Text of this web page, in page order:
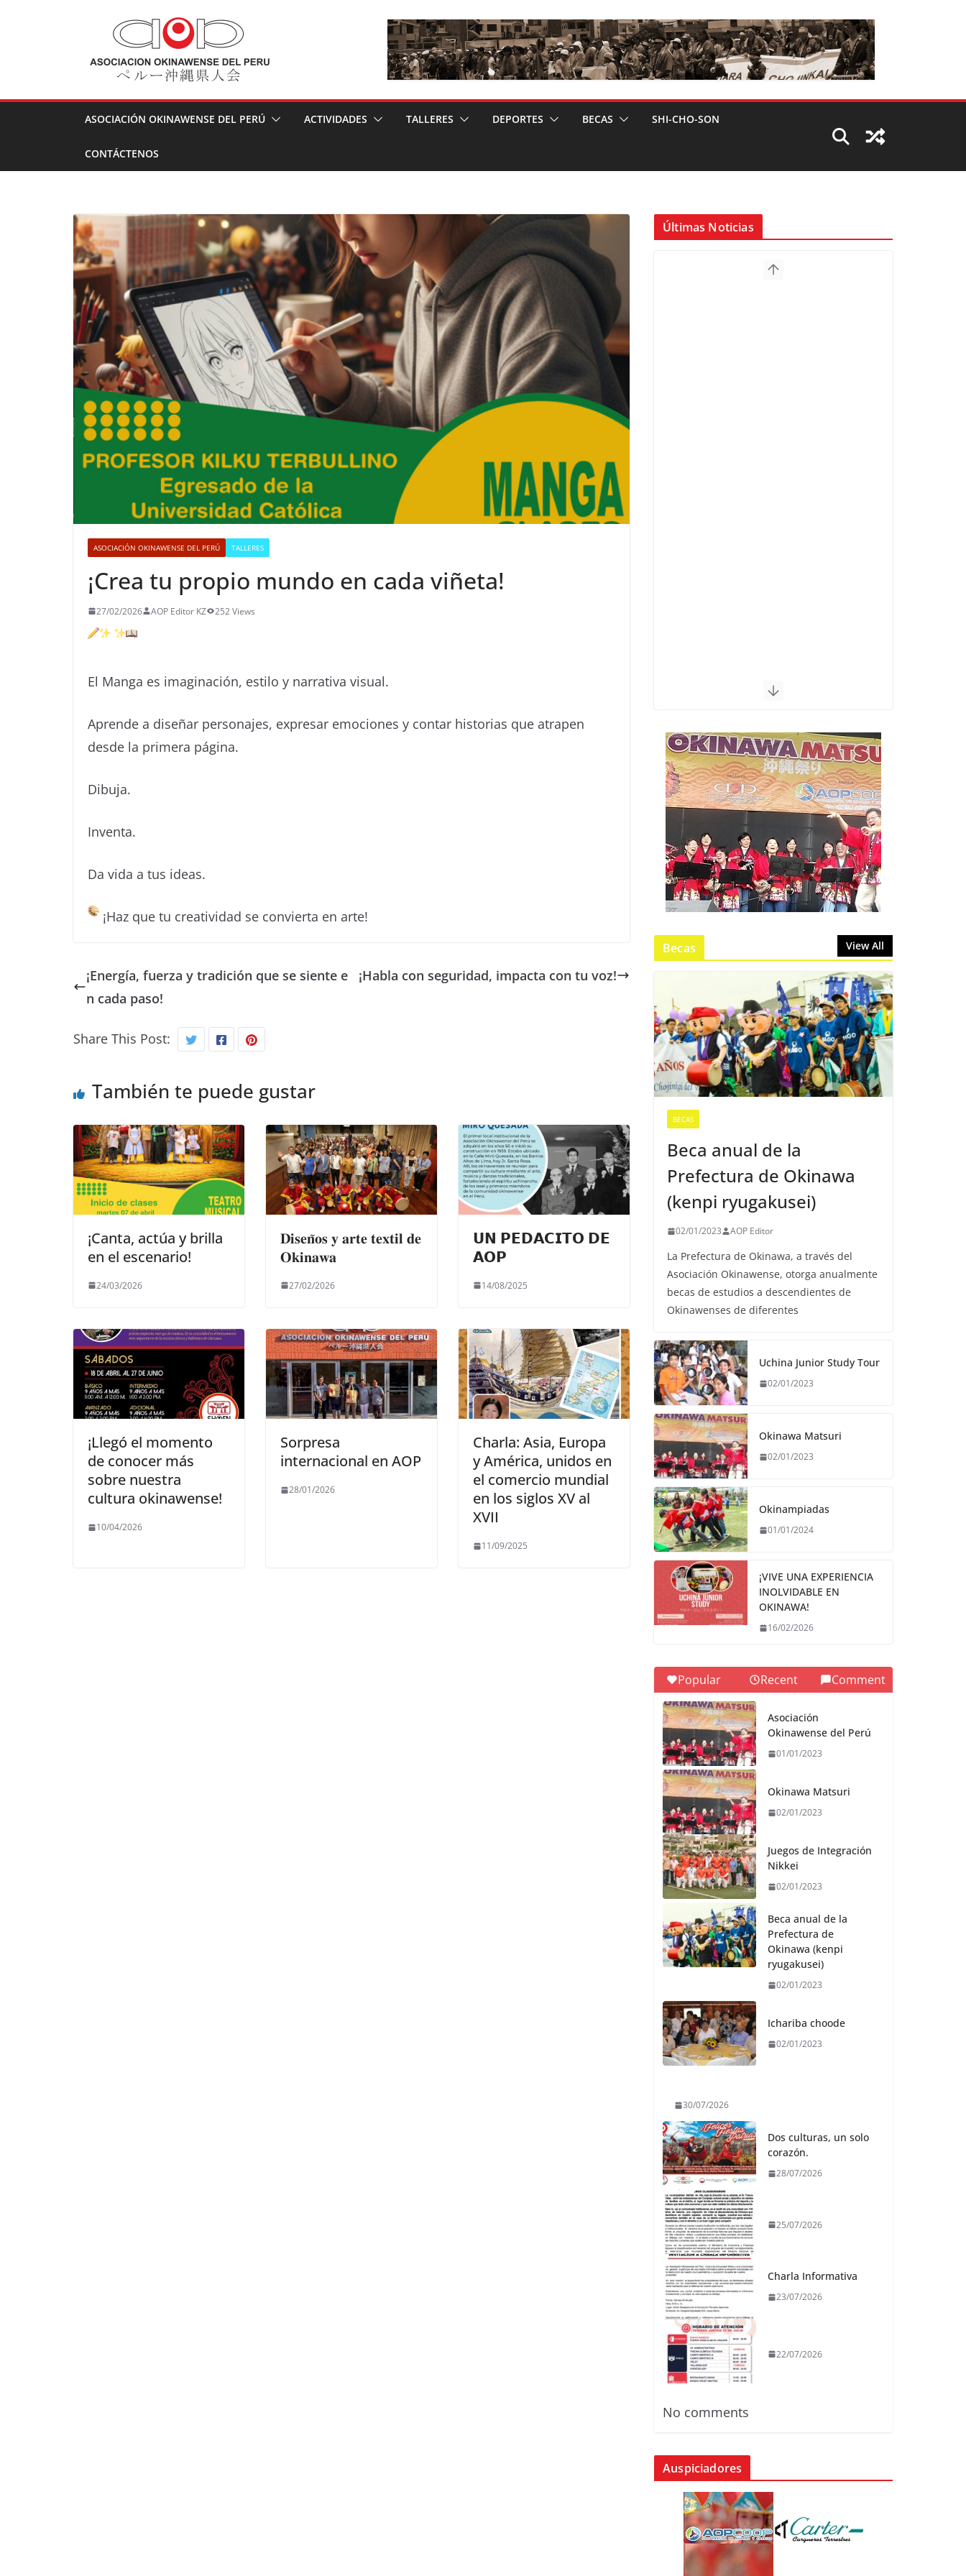
ASOCIACIÓN OKINAWENSE DEL PERÚ ACTIVIDADES TALLERES DEPORTES BECAS SHI-CHO-SON
CONTÁCTENOS
ASOCIACIÓN OKINAWENSE DEL PERÚ TALLERES
¡Crea tu propio mundo en cada viñeta!
27/02/2026 AOP Editor KZ 252 Views
El Manga es imaginación, estilo y narrativa visual.
Aprende a diseñar personajes, expresar emociones y contar historias que atrapen
desde la primera página.
Dibuja.
Inventa.
Da vida a tus ideas.
¡Haz que tu creatividad se convierta en arte!
¡Energía, fuerza y tradición que se siente e
n cada paso!
¡Habla con seguridad, impacta con tu voz!
Share This Post:
También te puede gustar
¡Canta, actúa y brilla
en el escenario!
24/03/2026
𝐃𝐢𝐬𝐞𝐧̃𝐨𝐬 𝐲 𝐚𝐫𝐭𝐞 𝐭𝐞𝐱𝐭𝐢𝐥 𝐝𝐞
𝐎𝐤𝐢𝐧𝐚𝐰𝐚
27/02/2026
𝗨𝗡 𝗣𝗘𝗗𝗔𝗖𝗜𝗧𝗢 𝗗𝗘
𝗔𝗢𝗣
14/08/2025
¡Llegó el momento
de conocer más
sobre nuestra
cultura okinawense!
10/04/2026
Sorpresa
internacional en AOP
28/01/2026
Charla: Asia, Europa
y América, unidos en
el comercio mundial
en los siglos XV al
XVII
11/09/2025
Últimas Noticias
Becas View All
BECAS
Beca anual de la
Prefectura de Okinawa
(kenpi ryugakusei)
02/01/2023 AOP Editor
La Prefectura de Okinawa, a través del
Asociación Okinawense, otorga anualmente
becas de estudios a descendientes de
Okinawenses de diferentes
Uchina Junior Study Tour
02/01/2023
Okinawa Matsuri
02/01/2023
Okinampiadas
01/01/2024
¡VIVE UNA EXPERIENCIA
INOLVIDABLE EN
OKINAWA!
16/02/2026
Popular Recent Comment
Asociación
Okinawense del Perú
01/01/2023
Okinawa Matsuri
02/01/2023
Juegos de Integración
Nikkei
02/01/2023
Beca anual de la
Prefectura de
Okinawa (kenpi
ryugakusei)
02/01/2023
Ichariba choode
02/01/2023
30/07/2026
Dos culturas, un solo
corazón.
28/07/2026
25/07/2026
Charla Informativa
23/07/2026
22/07/2026
No comments
Auspiciadores